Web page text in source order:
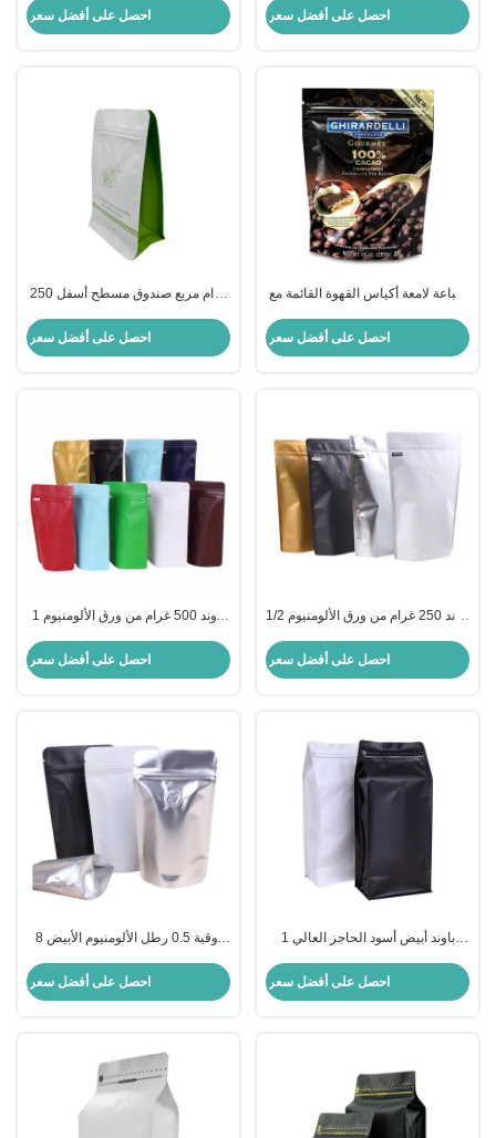
مسطحاً مغلقاً أسفل أكياس القهوة مع
احصل على أفضل سعر
صمام للكوب / مسحوق القهوة
احصل على أفضل سعر
250 غرام مربع صندوق مسطح أسفل
فاخرة بيضاء غير متلازمة الألومنيوم
احصل على أفضل سعر
طباعة لامعة أكياس القهوة القائمة مع
احصل على أفضل سعر
1 باوند 500 غرام من ورق الألومنيوم
الوقائية مع صمام إزالة الغاز
احصل على أفضل سعر
1/2 باوند 250 غرام من ورق الألومنيوم
الغاز
احصل على أفضل سعر
8 أوقية 0.5 رطل الألومنيوم الأبيض
الغاز
احصل على أفضل سعر
1 باوند أبيض أسود الحاجز العالي
الألومنيوم مع صمام إعادة إغلاق
السحاب الجانبي
احصل على أفضل سعر